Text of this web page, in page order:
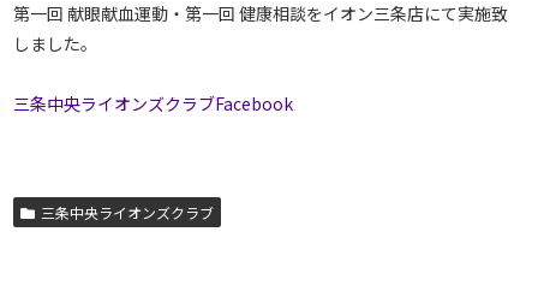
第一回 献眼献血運動・第一回 健康相談をイオン三条店にて実施致
しました。
三条中央ライオンズクラブFacebook
三条中央ライオンズクラブ